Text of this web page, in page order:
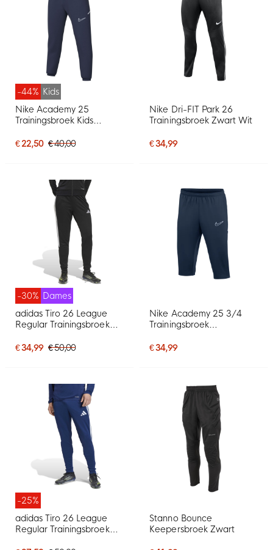
-44% Kids
Nike Academy 25
Trainingsbroek Kids
€ 22,50 € 40,00
Nike Dri-FIT Park 26
Trainingsbroek Zwart Wit
€ 34,99
-30% Dames
adidas Tiro 26 League
Regular Trainingsbroek
€ 34,99 € 50,00
Nike Academy 25 3/4
Trainingsbroek
€ 34,99
-25%
adidas Tiro 26 League
Regular Trainingsbroek
Stanno Bounce
Keepersbroek Zwart